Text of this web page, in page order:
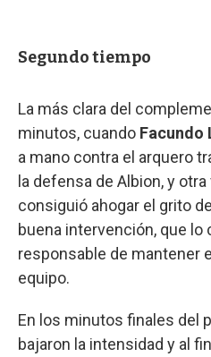
Segundo tiempo
La más clara del
minutos, cuando Facundo
a mano contra el arquero
la defensa de Albion, y
consiguió ahogar el grito
buena intervención, que
responsable de mantener
equipo.
En los minutos finales del
bajaron la intensidad y al